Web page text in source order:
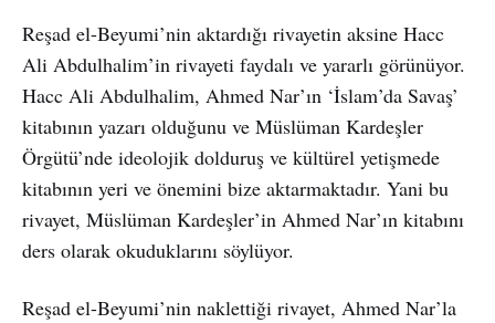
Reşad el-Beyumi’nin aktardığı rivayetin aksine Hacc
Ali Abdulhalim’in rivayeti faydalı ve yararlı görünüyor.
Hacc Ali Abdulhalim, Ahmed Nar’ın ‘İslam’da Savaş’
kitabının yazarı olduğunu ve Müslüman Kardeşler
Örgütü’nde ideolojik dolduruş ve kültürel yetişmede
kitabının yeri ve önemini bize aktarmaktadır. Yani bu
rivayet, Müslüman Kardeşler’in Ahmed Nar’ın kitabını
ders olarak okuduklarını söylüyor.
Reşad el-Beyumi’nin naklettiği rivayet, Ahmed Nar’la